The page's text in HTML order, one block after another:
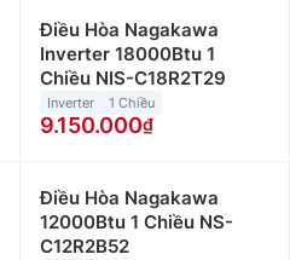
Điều Hòa Nagakawa
Inverter 18000Btu 1
Chiều NIS-C18R2T29
Inverter 1 Chiều
9.150.000
Điều Hòa Nagakawa
12000Btu 1 Chiều NS-
C12R2B52